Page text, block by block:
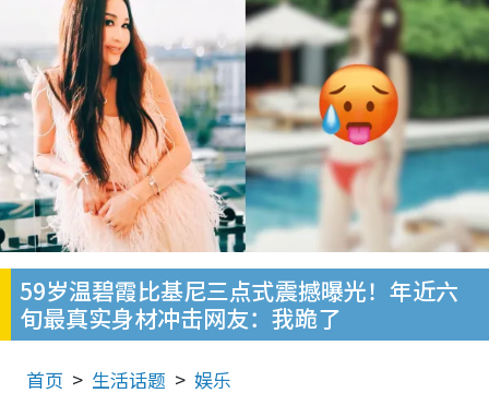
59岁温碧霞比基尼三点式震撼曝光！年近六
旬最真实身材冲击网友：我跪了
首页 生活话题 娱乐